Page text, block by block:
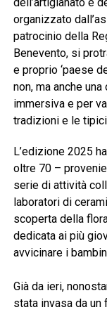
organizzato
patrocinio della
Benevento, si
e proprio ‘paese
non, ma anche
immersiva e per
tradizioni e le
L’edizione 2025
oltre 70 –
serie di attività
laboratori di
scoperta della
dedicata ai più
avvicinare i
Già da ieri,
stata invasa da